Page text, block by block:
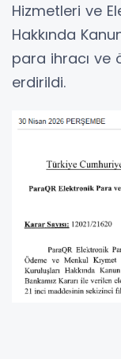
Hizmetleri ve
Hakkında
para ihracı ve
erdirildi.